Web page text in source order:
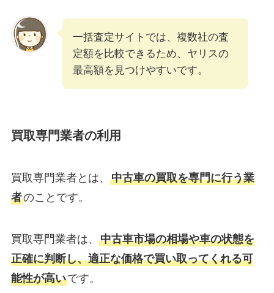
一括査定サイトでは、複数社の査
定額を比較できるため、ヤリスの
最高額を見つけやすいです。
買取専門業者の利用
買取専門業者とは、 中古車の買取を専門に行う業
者のことです。
買取専門業者は、 中古車市場の相場や車の状態を
正確に判断し、適正な価格で買い取ってくれる可
能性が高いです。